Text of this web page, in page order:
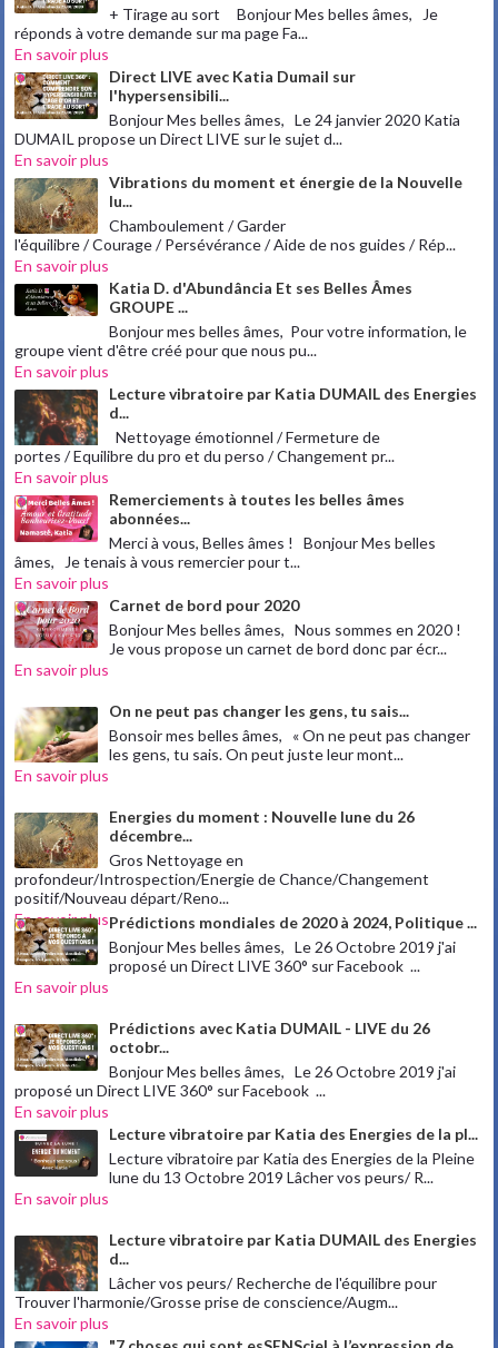
+ Tirage au sort Bonjour Mes belles âmes, Je
réponds à votre demande sur ma page Fa...
En savoir plus
Direct LIVE avec Katia Dumail sur
l'hypersensibili...
Bonjour Mes belles âmes, Le 24 janvier 2020 Katia
DUMAIL propose un Direct LIVE sur le sujet d...
En savoir plus
Vibrations du moment et énergie de la Nouvelle
lu...
Chamboulement / Garder
l'équilibre / Courage / Persévérance / Aide de nos guides / Rép...
En savoir plus
Katia D. d'Abundância Et ses Belles Âmes
GROUPE ...
Bonjour mes belles âmes, Pour votre information, le
groupe vient d'être créé pour que nous pu...
En savoir plus
Lecture vibratoire par Katia DUMAIL des Energies
d...
Nettoyage émotionnel / Fermeture de
portes / Equilibre du pro et du perso / Changement pr...
En savoir plus
Remerciements à toutes les belles âmes
abonnées...
Merci à vous, Belles âmes ! Bonjour Mes belles
âmes, Je tenais à vous remercier pour t...
En savoir plus
Carnet de bord pour 2020
Bonjour Mes belles âmes, Nous sommes en 2020 !
Je vous propose un carnet de bord donc par écr...
En savoir plus
On ne peut pas changer les gens, tu sais...
Bonsoir mes belles âmes, « On ne peut pas changer
les gens, tu sais. On peut juste leur mont...
En savoir plus
Energies du moment : Nouvelle lune du 26
décembre...
Gros Nettoyage en
profondeur/Introspection/Energie de Chance/Changement
positif/Nouveau départ/Reno...
En savoir plusPrédictions mondiales de 2020 à 2024, Politique ...
Bonjour Mes belles âmes, Le 26 Octobre 2019 j'ai
proposé un Direct LIVE 360° sur Facebook ...
En savoir plus
Prédictions avec Katia DUMAIL - LIVE du 26
octobr...
Bonjour Mes belles âmes, Le 26 Octobre 2019 j'ai
proposé un Direct LIVE 360° sur Facebook ...
En savoir plus
Lecture vibratoire par Katia des Energies de la pl...
Lecture vibratoire par Katia des Energies de la Pleine
lune du 13 Octobre 2019 Lâcher vos peurs/ R...
En savoir plus
Lecture vibratoire par Katia DUMAIL des Energies
d...
Lâcher vos peurs/ Recherche de l'équilibre pour
Trouver l'harmonie/Grosse prise de conscience/Augm...
En savoir plus